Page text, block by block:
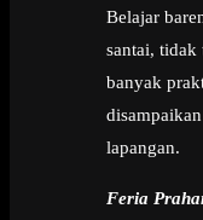
Belajar
santai,
banyak
lapangan.
Feria